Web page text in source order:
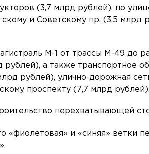
(3,7 млрд рублей), по
и Советскому пр. (3,5 млрд
М-1 от трассы М-49 до
рублей), а также транспортное
рублей), улично-дорожная
проспекту (7,7 млрд рублей).
перехватывающей
«фиолетовая» и «синяя» ветки